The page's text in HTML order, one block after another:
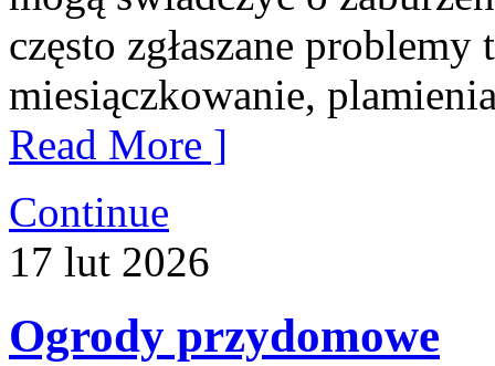
często zgłaszane
miesiączkowanie,
Read More ]
Continue
17 lut 2026
Ogrody przydomowe